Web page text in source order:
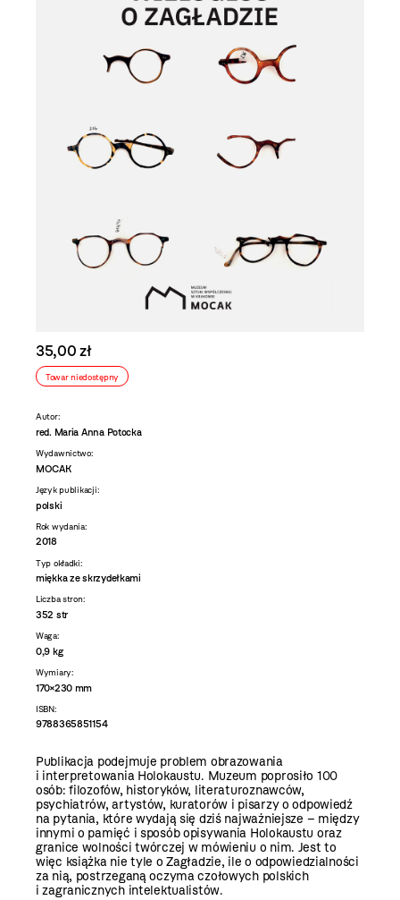
35,00 zł
Towar niedostępny
Autor:
red. Maria Anna Potocka
Wydawnictwo:
MOCAK
Język publikacji:
polski
Rok wydania:
2018
Typ okładki:
miękka ze skrzydełkami
Liczba stron:
352 str
Waga:
0,9 kg
Wymiary:
170×230 mm
ISBN:
9788365851154
Publikacja podejmuje problem obrazowania
i interpretowania Holokaustu. Muzeum poprosiło 100
osób: filozofów, historyków, literaturoznawców,
psychiatrów, artystów, kuratorów i pisarzy o odpowiedź
na pytania, które wydają się dziś najważniejsze – między
innymi o pamięć i sposób opisywania Holokaustu oraz
granice wolności twórczej w mówieniu o nim. Jest to
więc książka nie tyle o Zagładzie, ile o odpowiedzialności
za nią, postrzeganą oczyma czołowych polskich
i zagranicznych intelektualistów.